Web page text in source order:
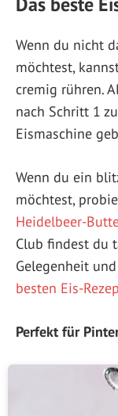
Wenn du nicht
möchtest,
cremig rühren.
nach Schritt 1
Eismaschine
Wenn du ein
möchtest,
Heidelbeer-
Club findest du
Gelegenheit
besten Eis-
Perfekt für